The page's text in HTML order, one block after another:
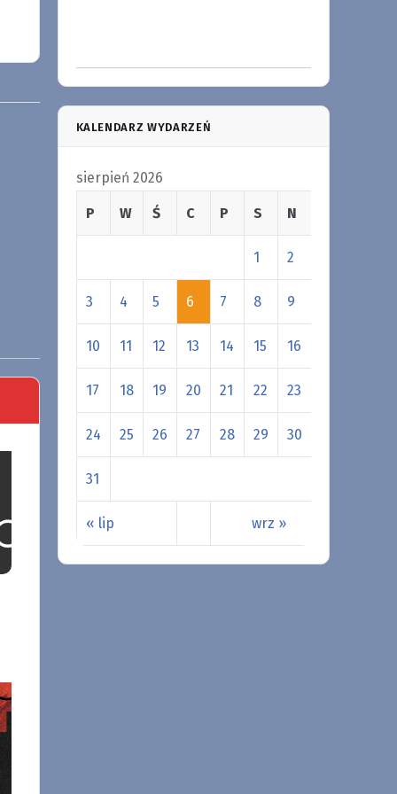
KALENDARZ WYDARZEŃ
sierpień 2026
P W Ś C P S N
« lip wrz »
1 2
3 4 5 6 7 8 9
10 11 12 13 14 15 16
17 18 19 20 21 22 23
24 25 26 27 28 29 30
31